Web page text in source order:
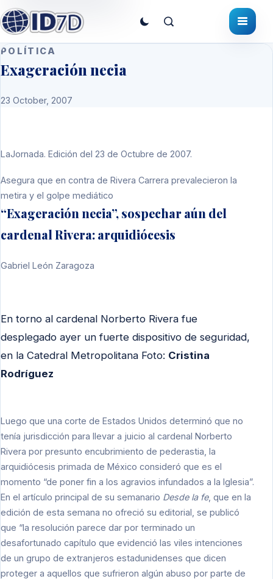
POLÍTICA
Exageración necia
23 October, 2007
LaJornada. Edición del 23 de Octubre de 2007.
Asegura que en contra de Rivera Carrera prevalecieron la
metira y el golpe mediático
“Exageración necia”, sospechar aún del
cardenal Rivera: arquidiócesis
Gabriel León Zaragoza
En torno al cardenal Norberto Rivera fue
desplegado ayer un fuerte dispositivo de seguridad,
en la Catedral Metropolitana Foto: Cristina
Rodríguez
Luego que una corte de Estados Unidos determinó que no
tenía jurisdicción para llevar a juicio al cardenal Norberto
Rivera por presunto encubrimiento de pederastia, la
arquidiócesis primada de México consideró que es el
momento “de poner fin a los agravios infundados a la Iglesia”.
En el artículo principal de su semanario Desde la fe, que en la
edición de esta semana no ofreció su editorial, se publicó
que “la resolución parece dar por terminado un
desafortunado capítulo que evidenció las viles intenciones
de un grupo de extranjeros estadunidenses que dicen
proteger a aquellos que sufrieron algún abuso por parte de